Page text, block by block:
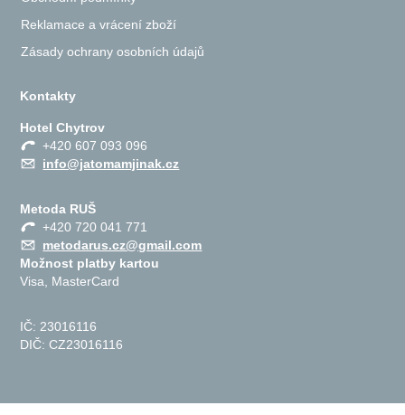
Reklamace a vrácení zboží
Zásady ochrany osobních údajů
Kontakty
Hotel Chytrov
+420 607 093 096
info@jatomamjinak.cz
Metoda RUŠ
+420 720 041 771
metodarus.cz@gmail.com
Možnost platby kartou
Visa, MasterCard
IČ: 23016116
DIČ: CZ23016116